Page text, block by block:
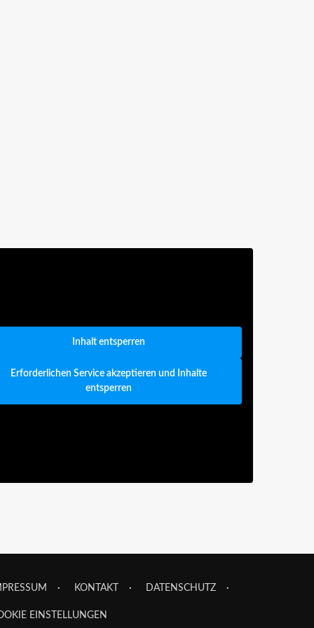
Inhalt entsperren
Erforderlichen Service akzeptieren und Inhalte
entsperren
KONTAKT DATENSCHUTZ
EINSTELLUNGEN